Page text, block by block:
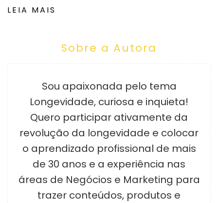
LEIA MAIS
Sobre a Autora
Sou apaixonada pelo tema
Longevidade, curiosa e inquieta!
Quero participar ativamente da
revolução da longevidade e colocar
o aprendizado profissional de mais
de 30 anos e a experiência nas
áreas de Negócios e Marketing para
trazer conteúdos, produtos e